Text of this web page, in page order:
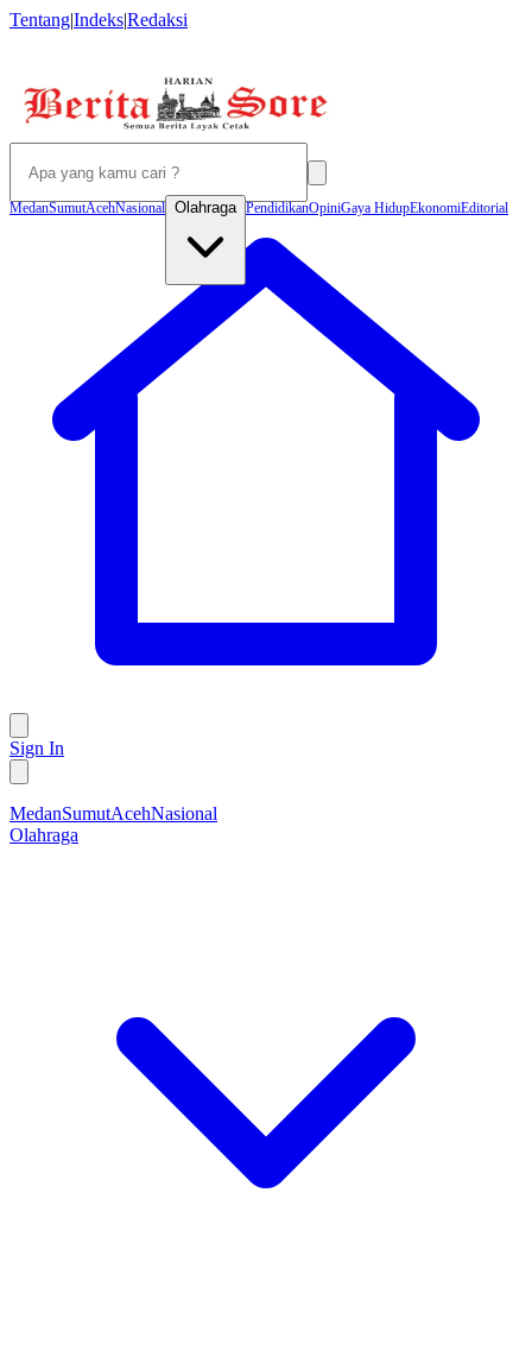
Tentang|Indeks|Redaksi
MedanSumutAcehNasional Olahraga PendidikanOpiniGaya HidupEkonomiEditorial
Sign In
MedanSumutAcehNasional
Olahraga